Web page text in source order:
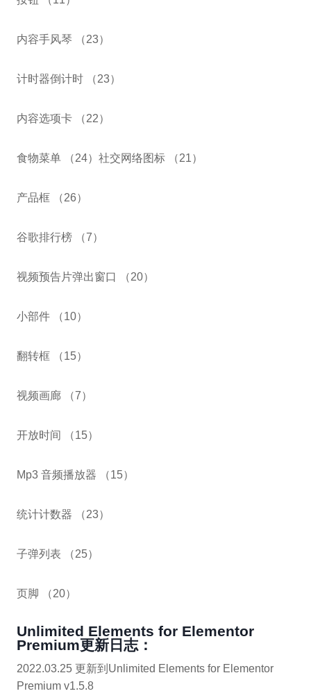
内容手风琴 （23）
计时器倒计时 （23）
内容选项卡 （22）
食物菜单 （24）社交网络图标 （21）
产品框 （26）
谷歌排行榜 （7）
视频预告片弹出窗口 （20）
小部件 （10）
翻转框 （15）
视频画廊 （7）
开放时间 （15）
Mp3 音频播放器 （15）
统计计数器 （23）
子弹列表 （25）
页脚 （20）
Unlimited Elements for Elementor
Premium更新日志：
2022.03.25 更新到Unlimited Elements for Elementor
Premium v1.5.8